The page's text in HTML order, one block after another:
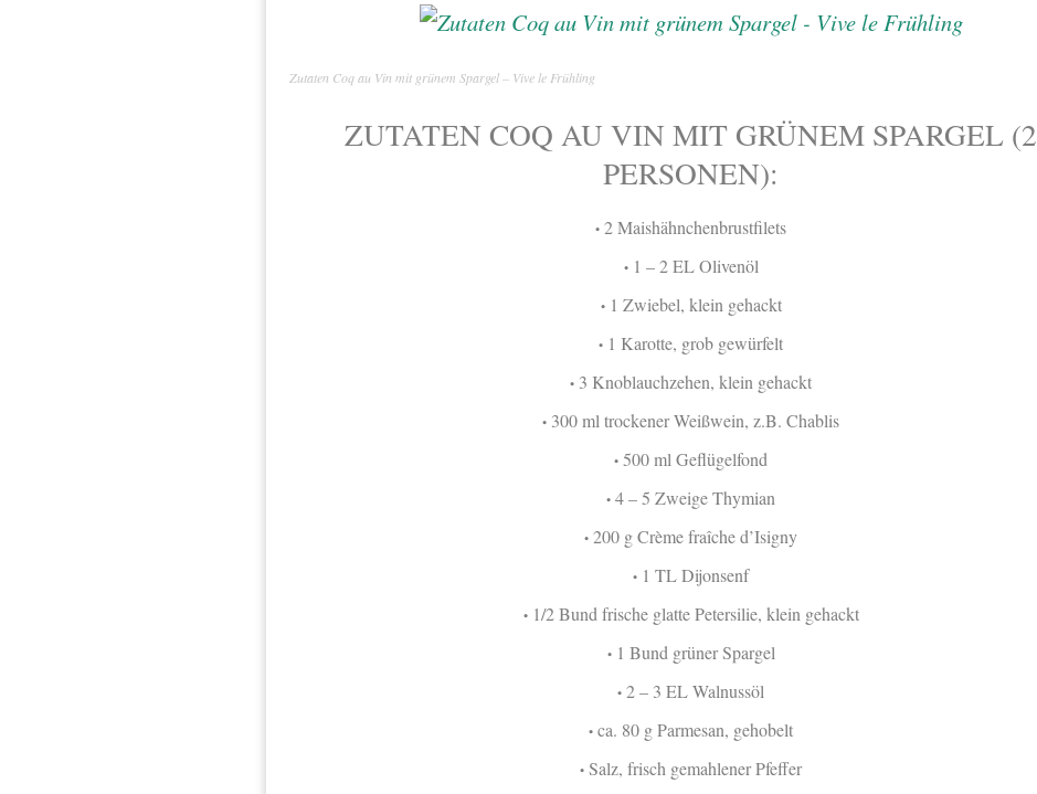
Zutaten Coq au Vin mit grünem Spargel – Vive le Frühling
ZUTATEN COQ AU VIN MIT GRÜNEM SPARGEL (2
PERSONEN):
• 2 Maishähnchenbrustfilets
•1 – 2 EL Olivenöl
•1 Zwiebel, klein gehackt
• 1 Karotte, grob gewürfelt
• 3 Knoblauchzehen, klein gehackt
• 300 ml trockener Weißwein, z.B. Chablis
• 500 ml Geflügelfond
• 4 – 5 Zweige Thymian
• 200 g Crème fraîche d’Isigny
• 1 TL Dijonsenf
•1/2 Bund frische glatte Petersilie, klein gehackt
•1 Bund grüner Spargel
• 2 – 3 EL Walnussöl
• ca. 80 g Parmesan, gehobelt
• Salz, frisch gemahlener Pfeffer